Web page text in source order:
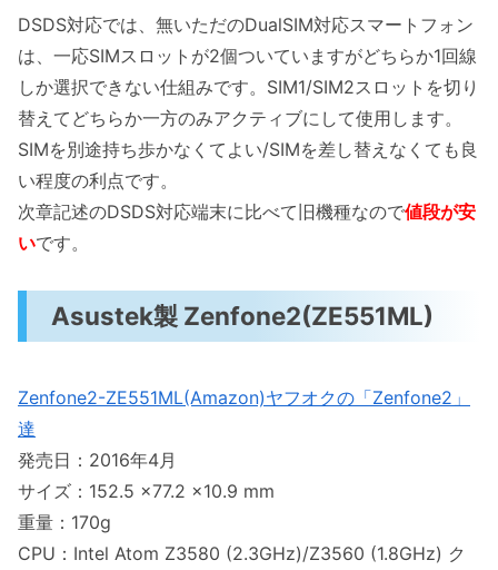
DSDS対応では、無いただのDualSIM対応スマートフォン
は、一応SIMスロットが2個ついていますがどちらか1回線
しか選択できない仕組みです。SIM1/SIM2スロットを切り
替えてどちらか一方のみアクティブにして使用します。
SIMを別途持ち歩かなくてよい/SIMを差し替えなくても良
い程度の利点です。
次章記述のDSDS対応端末に比べて旧機種なので値段が安
いです。
Asustek製 Zenfone2(ZE551ML)
Zenfone2-ZE551ML(Amazon)ヤフオクの「Zenfone2」
達
発売日：2016年4月
サイズ：152.5 ×77.2 ×10.9 mm
重量：170g
CPU：Intel Atom Z3580 (2.3GHz)/Z3560 (1.8GHz) ク